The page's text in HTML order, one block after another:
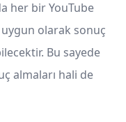
her bir YouTube
olarak sonuç
Bu sayede
almaları hali de